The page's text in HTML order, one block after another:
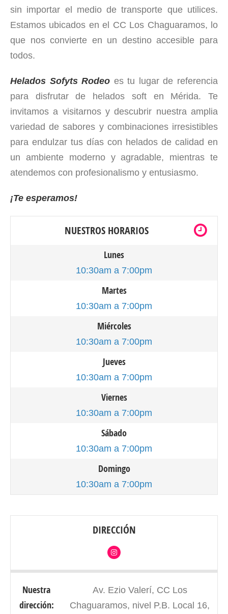
sin importar el medio de transporte que utilices.
Estamos ubicados en el CC Los Chaguaramos, lo
que nos convierte en un destino accesible para
todos.
Helados Sofyts Rodeo es tu lugar de referencia
para disfrutar de helados soft en Mérida. Te
invitamos a visitarnos y descubrir nuestra amplia
variedad de sabores y combinaciones irresistibles
para endulzar tus días con helados de calidad en
un ambiente moderno y agradable, mientras te
atendemos con profesionalismo y entusiasmo.
¡Te esperamos!
NUESTROS HORARIOS
Lunes
10:30am a 7:00pm
Martes
10:30am a 7:00pm
Miércoles
10:30am a 7:00pm
Jueves
10:30am a 7:00pm
Viernes
10:30am a 7:00pm
Sábado
10:30am a 7:00pm
Domingo
10:30am a 7:00pm
DIRECCIÓN
Nuestra
dirección:
Av. Ezio Valerí, CC Los
Chaguaramos, nivel P.B. Local 16,